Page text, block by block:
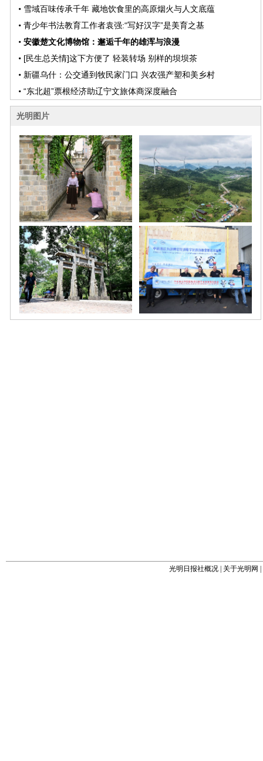
光明日报社概况 关于光明网